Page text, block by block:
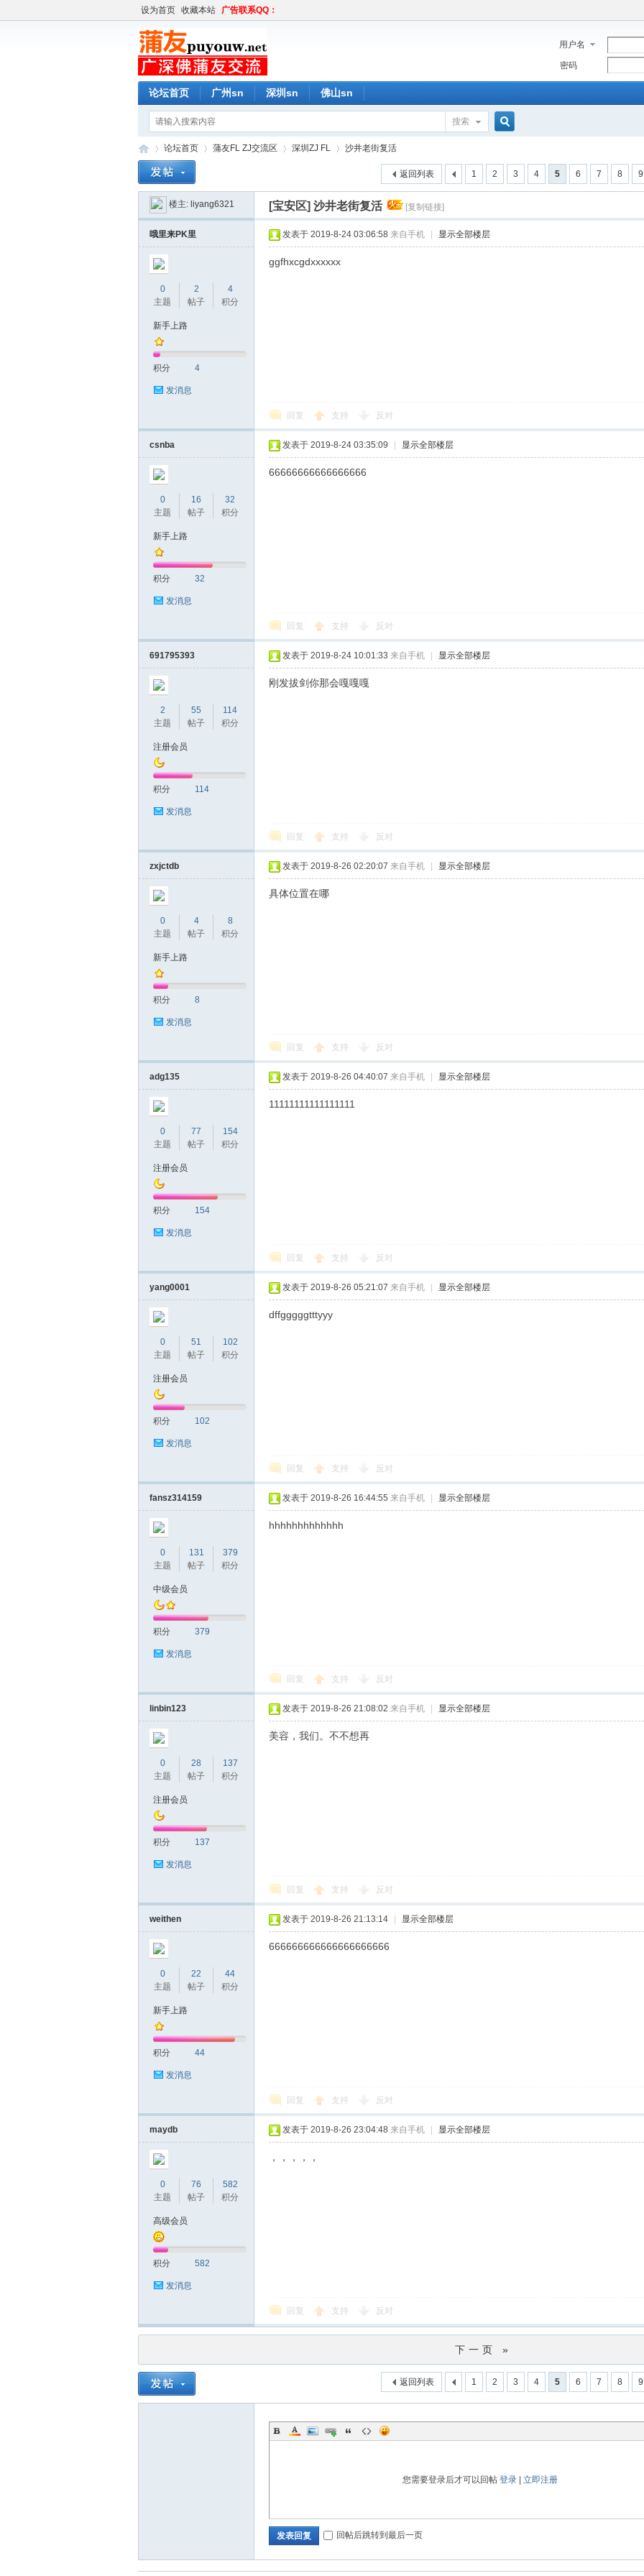
设为首页 收藏本站 广告联系QQ：
用户名
密码
论坛首页 广州sn 深圳sn 佛山sn
搜索
论
圳
品
»
论坛首页
›
蒲友FL ZJ交流区
›
深圳ZJ FL
›
沙井老街复活
1 2 3 4 5 6 7 8 9
返回列表
楼主: liyang6321 [宝安区] 沙井老街复活 [复制链接]
哦里来PK里
0
主题
2
帖子
4
积分
新手上路
积分 4
发消息
发表于 2019-8-24 03:06:58 来自手机 显示全部楼层
ggfhxcgdxxxxxx
回复 支持 反对
csnba
0
主题
16
帖子
32
积分
新手上路
积分 32
发消息
发表于 2019-8-24 03:35:09 显示全部楼层
66666666666666666
回复 支持 反对
691795393
2
主题
55
帖子
114
积分
注册会员
积分 114
发消息
发表于 2019-8-24 10:01:33 来自手机 显示全部楼层
刚发拔剑你那会嘎嘎嘎
回复 支持 反对
zxjctdb
0
主题
4
帖子
8
积分
新手上路
积分 8
发消息
发表于 2019-8-26 02:20:07 来自手机 显示全部楼层
具体位置在哪
回复 支持 反对
adg135
0
主题
77
帖子
154
积分
注册会员
积分 154
发消息
发表于 2019-8-26 04:40:07 来自手机 显示全部楼层
11111111111111111
回复 支持 反对
yang0001
0
主题
51
帖子
102
积分
注册会员
积分 102
发消息
发表于 2019-8-26 05:21:07 来自手机 显示全部楼层
dffgggggtttyyy
回复 支持 反对
fansz314159
0
主题
131
帖子
379
积分
中级会员
积分 379
发消息
发表于 2019-8-26 16:44:55 来自手机 显示全部楼层
hhhhhhhhhhhhh
回复 支持 反对
linbin123
0
主题
28
帖子
137
积分
注册会员
积分 137
发消息
发表于 2019-8-26 21:08:02 来自手机 显示全部楼层
美容，我们。不不想再
回复 支持 反对
weithen
0
主题
22
帖子
44
积分
新手上路
积分 44
发消息
发表于 2019-8-26 21:13:14 显示全部楼层
666666666666666666666
回复 支持 反对
maydb
0
主题
76
帖子
582
积分
高级会员
积分 582
发消息
发表于 2019-8-26 23:04:48 来自手机 显示全部楼层
，，，，，
回复 支持 反对
下一页 »
1 2 3 4 5 6 7 8 9
返回列表
您需要登录后才可以回帖 登录| 立即注册
发表回复 回帖后跳转到最后一页